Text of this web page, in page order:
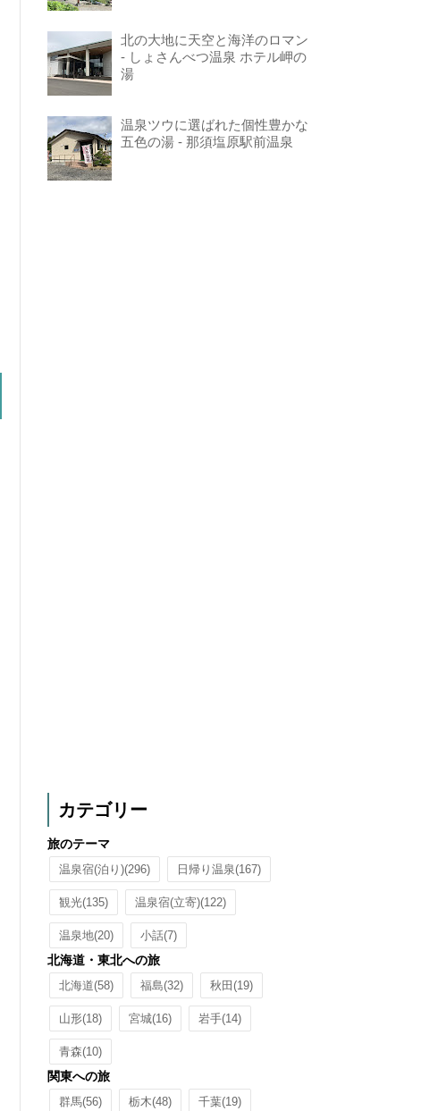
北の大地に天空と海洋のロマン
- しょさんべつ温泉 ホテル岬の
湯
温泉ツウに選ばれた個性豊かな
五色の湯 - 那須塩原駅前温泉
カテゴリー
旅のテーマ
温泉宿(泊り)(296) 日帰り温泉(167)
観光(135) 温泉宿(立寄)(122)
温泉地(20) 小話(7)
北海道・東北への旅
北海道(58) 福島(32) 秋田 (19)
山形(18) 宮城(16) 岩手(14)
青森(10)
関東への旅
群馬(56) 栃木(48) 千葉(19)